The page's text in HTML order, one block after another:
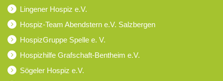
Lingener Hospiz e.V.
Hospiz-Team Abendstern e.V. Salzbergen
HospizGruppe Spelle e. V.
Hospizhilfe Grafschaft-Bentheim e.V.
Sögeler Hospiz e.V.